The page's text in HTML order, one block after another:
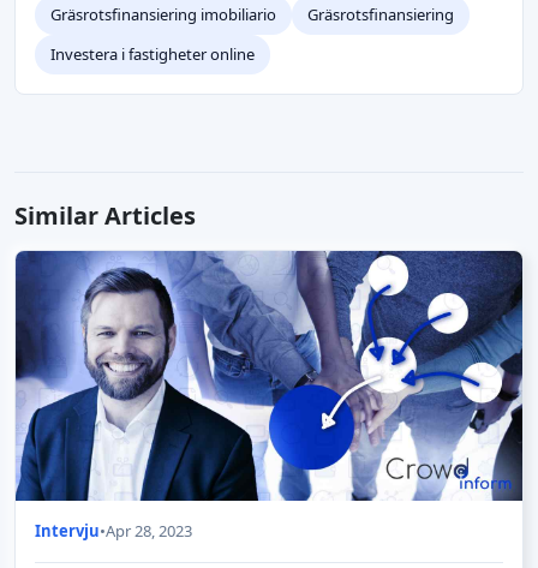
Gräsrotsfinansiering imobiliario
Gräsrotsfinansiering
Investera i fastigheter online
Similar Articles
Intervju•Apr 28, 2023